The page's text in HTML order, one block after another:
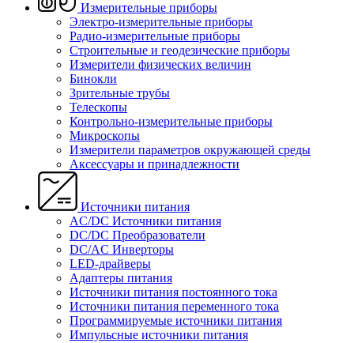
Измерительные приборы
Электро-измерительные приборы
Радио-измерительные приборы
Строительные и геодезические приборы
Измерители физических величин
Бинокли
Зрительные трубы
Телескопы
Контрольно-измерительные приборы
Микроскопы
Измерители параметров окружающей среды
Аксессуары и принадлежности
Источники питания
AC/DC Источники питания
DC/DC Преобразователи
DC/AC Инверторы
LED-драйверы
Адаптеры питания
Источники питания постоянного тока
Источники питания переменного тока
Программируемые источники питания
Импульсные источники питания